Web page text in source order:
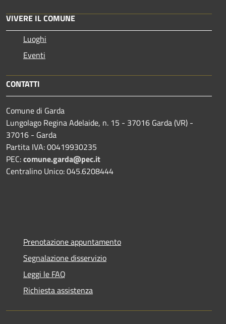
VIVERE IL COMUNE
Luoghi
Eventi
CONTATTI
Comune di Garda
Lungolago Regina Adelaide, n. 15 - 37016 Garda (VR) -
37016 - Garda
Partita IVA: 00419930235
PEC:comune.garda@pec.it
Centralino Unico: 045.6208444
Prenotazione appuntamento
Segnalazione disservizio
Leggi le FAQ
Richiesta assistenza